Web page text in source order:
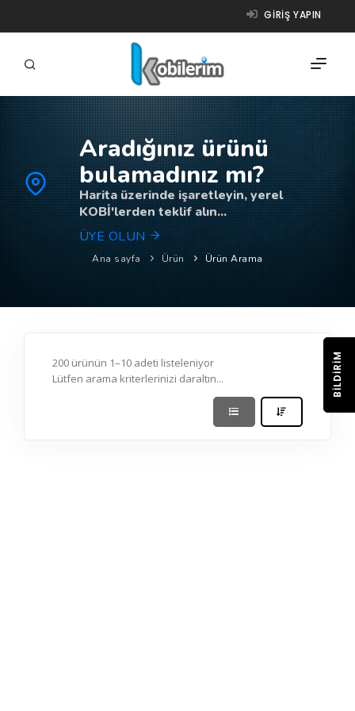
GIRIŞ YAPIN
FIRMALAR
ÜRÜNLER
NASIL ÇALIŞIR?
YARDIM
Aradığınız ürünü
bulamadınız mı?
Harita üzerinde işaretleyin, yerel
KOBİ'lerden teklif alın...
ÜYE OLUN
Ana sayfa Ürün Ürün Arama
200 ürünün 1–10 adeti listeleniyor
Lütfen arama kriterlerinizi daraltın...
BILDIRIM